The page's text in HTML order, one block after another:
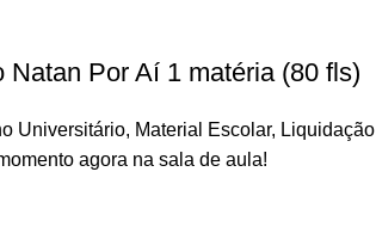
Natan Por Aí 1 matéria (80 fls)
Universitário, Material Escolar, Liquidação
agora na sala de aula!